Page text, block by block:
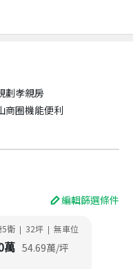
劃孝親房
商圈機能便利
編輯篩選條件
5衛 | 32坪 | 無車位
萬 54.69萬/坪